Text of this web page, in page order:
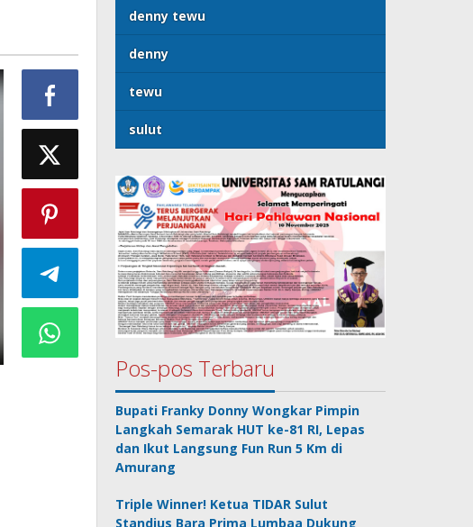
denny tewu
denny
tewu
sulut
Pos-pos Terbaru
Bupati Franky Donny Wongkar Pimpin
Langkah Semarak HUT ke-81 RI, Lepas
dan Ikut Langsung Fun Run 5 Km di
Amurang
Triple Winner! Ketua TIDAR Sulut
Standius Bara Prima Lumbaa Dukung